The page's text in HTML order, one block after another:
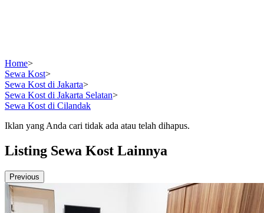
Home>
Sewa Kost>
Sewa Kost di Jakarta>
Sewa Kost di Jakarta Selatan>
Sewa Kost di Cilandak
Iklan yang Anda cari tidak ada atau telah dihapus.
Listing Sewa Kost Lainnya
Previous